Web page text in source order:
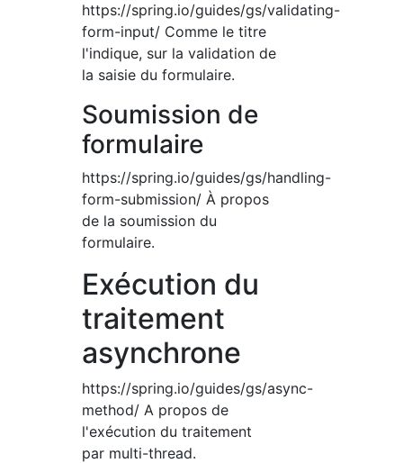
https://spring.io/guides/gs/validating-
form-input/ Comme le titre
l'indique, sur la validation de
la saisie du formulaire.
Soumission de
formulaire
https://spring.io/guides/gs/handling-
form-submission/ À propos
de la soumission du
formulaire.
Exécution du
traitement
asynchrone
https://spring.io/guides/gs/async-
method/ A propos de
l'exécution du traitement
par multi-thread.